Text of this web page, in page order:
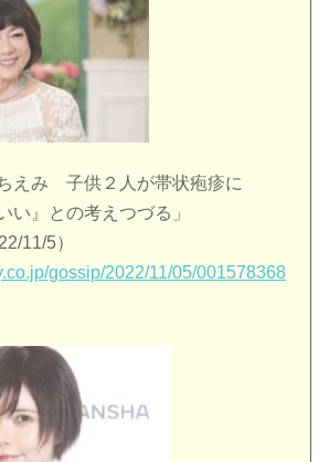
ちえみ 子供２人が帯状疱疹に
い』との考えつづる」
11/5）
gossip/2022/11/05/001578368